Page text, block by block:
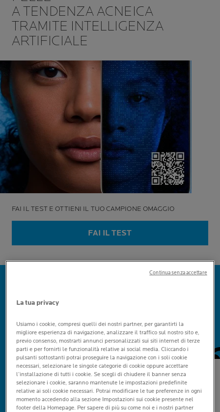
A TENDENZA ACNEICA
TRAMITE INTELLIGENZA
ARTIFICIALE
FAI IL TEST E OTTIENI IL TUO CAMPIONE OMAGGIO
FAI IL TEST
LE TUE DOMANDE
LE NOSTRE RISPOSTE
QUALI SONO LE POSSIBILI CAUSE DELLA
PELLE A TENDENZA ACNEICA?
Nella pelle a tendenza acneica, eventuali
La tua privacy
Usiamo i cookie, compresi quelli dei nostri partner, per garantirti la
migliore esperienza di navigazione, analizzare il traffico sul nostro sito e,
previo consenso, mostrarti annunci personalizzati sui siti internet di terze
parti e per fornirti le funzionalità relative ai social media. Cliccando i
pulsanti sottostanti potrai proseguire la navigazione con i soli cookie
necessari, selezionare le singole categorie di cookie oppure accettare
l’installazione di tutti i cookie. Se scegli di chiudere il banner senza
selezionare i cookie, saranno mantenute le impostazioni predefinite
relative ai soli cookie necessari. Potrai modificare le tue preferenze in ogni
momento accedendo alla sezione Impostazioni sui cookie presente nel
footer della Homepage. Per sapere di più su come noi e i nostri partner
Continua senza accettare